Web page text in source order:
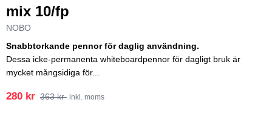
mix 10/fp
NOBO
Snabbtorkande pennor för daglig användning.
Dessa icke-permanenta whiteboardpennor för dagligt bruk är
mycket mångsidiga för...
280 kr 363 kr inkl. moms